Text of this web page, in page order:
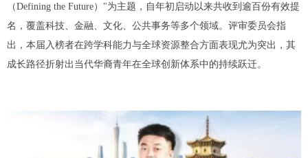
（Defining the Future）"为主题，自年初启动以来共收到逾百份有效提
名，覆盖科技、金融、文化、公共事务等多个领域。评审委员会指
出，本届入榜者在跨学科能力与全球资源整合方面表现尤为突出，其
成长路径折射出当代华裔青年在全球创新体系中的持续跃迁。